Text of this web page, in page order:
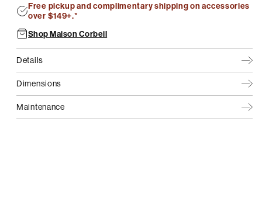
Free pickup and complimentary shipping on accessories
over $149+.*
Shop Maison Corbeil
Details
Dimensions
Maintenance